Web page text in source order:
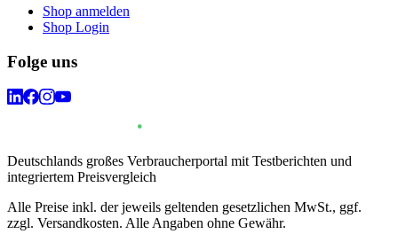
Shop anmelden
Shop Login
Folge uns
Deutschlands großes Verbraucherportal mit Testberichten und
integriertem Preisvergleich
Alle Preise inkl. der jeweils geltenden gesetzlichen MwSt., ggf.
zzgl. Versandkosten. Alle Angaben ohne Gewähr.